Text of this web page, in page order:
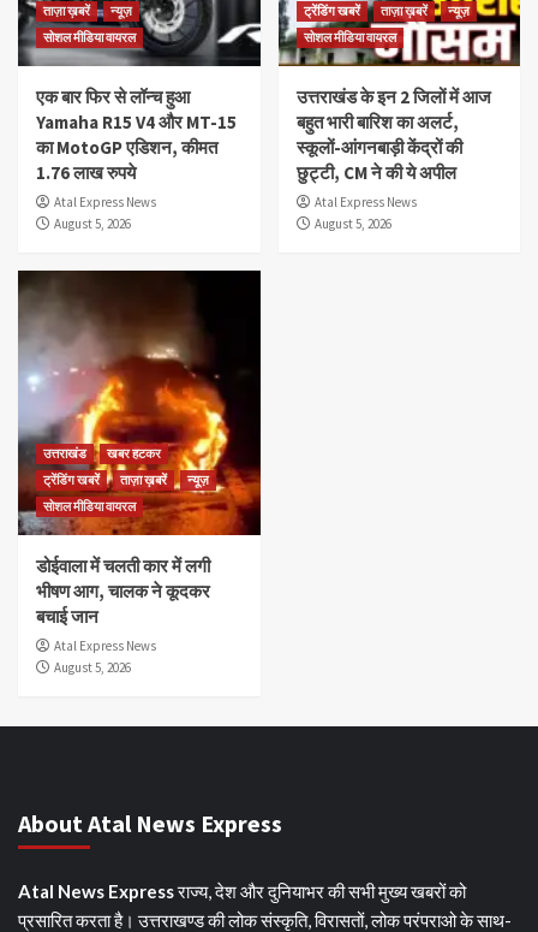
ताज़ा ख़बरें
न्यूज़
सोशल मीडिया वायरल
एक बार फिर से लॉन्च हुआ
Yamaha R15 V4 और MT-15
का MotoGP एडिशन, कीमत
1.76 लाख रुपये
Atal Express News
August 5, 2026
ट्रेंडिंग खबरें
ताज़ा ख़बरें
न्यूज़
सोशल मीडिया वायरल
उत्तराखंड के इन 2 जिलों में आज
बहुत भारी बारिश का अलर्ट,
स्कूलों-आंगनबाड़ी केंद्रों की
छुट्टी, CM ने की ये अपील
Atal Express News
August 5, 2026
उत्तराखंड
खबर हटकर
ट्रेंडिंग खबरें
ताज़ा ख़बरें
न्यूज़
सोशल मीडिया वायरल
डोईवाला में चलती कार में लगी
भीषण आग, चालक ने कूदकर
बचाई जान
Atal Express News
August 5, 2026
About Atal News Express
Atal News Expressराज्य, देश और दुनियाभर की सभी मुख्य खबरों को
प्रसारित करता है। उत्तराखण्ड की लोक संस्कृति, विरासतों, लोक परंपराओ के साथ-